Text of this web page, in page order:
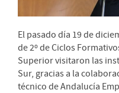
El pasado día 19 de
de 2º de Ciclos
Superior visitaron las
Sur, gracias a la
técnico de Andalucía